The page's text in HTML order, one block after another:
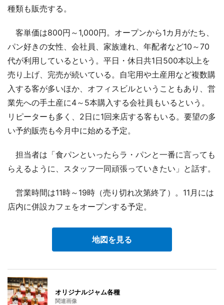
種類も販売する。
客単価は800円～1,000円。オープンから1カ月がたち、
パン好きの女性、会社員、家族連れ、年配者など10～70
代が利用しているという。平日・休日共1日500本以上を
売り上げ、完売が続いている。自宅用や土産用など複数購
入する客が多いほか、オフィスビルということもあり、営
業先への手土産に4～5本購入する会社員もいるという。
リピーターも多く、2日に1回来店する客もいる。要望の多
い予約販売も今月中に始める予定。
担当者は「食パンといったらラ・パンと一番に言っても
らえるように、スタッフ一同頑張っていきたい」と話す。
営業時間は11時～19時（売り切れ次第終了）。11月には
店内に併設カフェをオープンする予定。
地図を見る
オリジナルジャム各種
関連画像